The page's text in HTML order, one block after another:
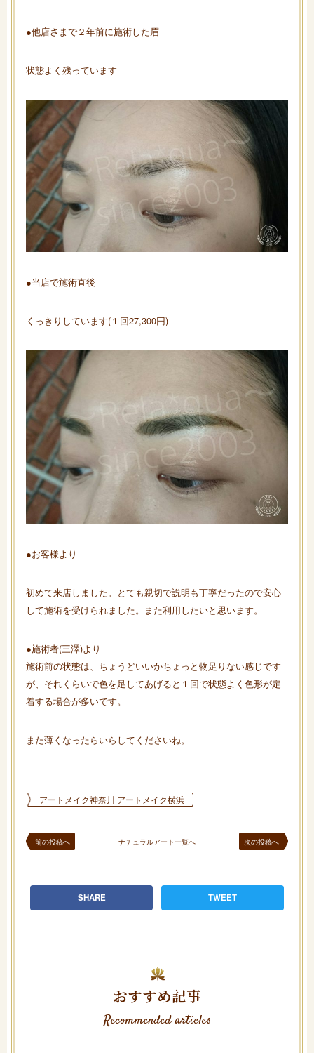
●他店さまで２年前に施術した眉
状態よく残っています
●当店で施術直後
くっきりしています(１回27,300円)
●お客様より
初めて来店しました。とても親切で説明も丁寧だったので安心
して施術を受けられました。また利用したいと思います。
●施術者(三澤)より
施術前の状態は、ちょうどいいかちょっと物足りない感じです
が、それくらいで色を足してあげると１回で状態よく色形が定
着する場合が多いです。
また薄くなったらいらしてくださいね。
アートメイク神奈川 アートメイク横浜
前の投稿へ ナチュラルアート一覧へ 次の投稿へ
SHARE TWEET
おすすめ記事
Recommended articles